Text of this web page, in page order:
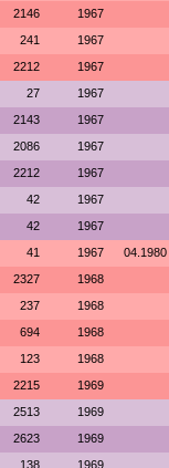
2146 1967
241 1967
2212 1967
27 1967
2143 1967
2086 1967
2212 1967
42 1967
42 1967
41 1967 04.1980
2327 1968
237 1968
694 1968
123 1968
2215 1969
2513 1969
2623 1969
138 1969